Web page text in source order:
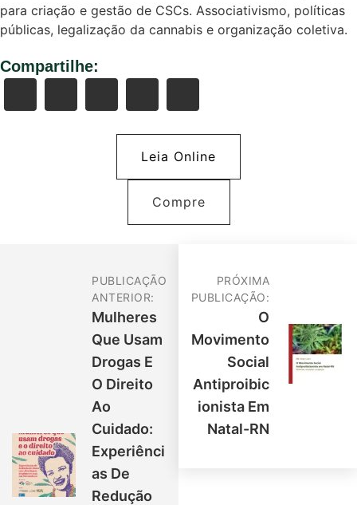
para criação e gestão de CSCs. Associativismo, políticas
públicas, legalização da cannabis e organização coletiva.
Compartilhe:
Leia Online
Compre
PUBLICAÇÃO
ANTERIOR:
Mulheres
Que Usam
Drogas E
O Direito
Ao
Cuidado:
Experiênci
As De
Redução
PRÓXIMA
PUBLICAÇÃO:
O
Movimento
Social
Antiproibic
Ionista Em
Natal-RN